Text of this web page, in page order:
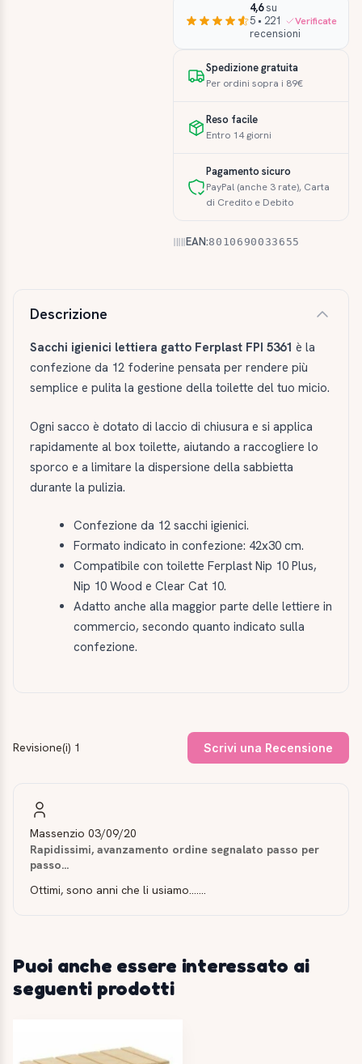
4,6su
5 • 221
recensioni
Verificate
Spedizione gratuita
Per ordini sopra i 89€
Reso facile
Entro 14 giorni
Pagamento sicuro
PayPal (anche 3 rate), Carta
di Credito e Debito
EAN:8010690033655
Descrizione
Sacchi igienici lettiera gatto Ferplast FPI 5361 è la
confezione da 12 foderine pensata per rendere più
semplice e pulita la gestione della toilette del tuo micio.
Ogni sacco è dotato di laccio di chiusura e si applica
rapidamente al box toilette, aiutando a raccogliere lo
sporco e a limitare la dispersione della sabbietta
durante la pulizia.
Confezione da 12 sacchi igienici.
Formato indicato in confezione: 42x30 cm.
Compatibile con toilette Ferplast Nip 10 Plus,
Nip 10 Wood e Clear Cat 10.
Adatto anche alla maggior parte delle lettiere in
commercio, secondo quanto indicato sulla
confezione.
Revisione(i) 1 Scrivi una Recensione
Massenzio 03/09/20
Rapidissimi, avanzamento ordine segnalato passo per
passo...
Ottimi, sono anni che li usiamo.......
Puoi anche essere interessato ai
seguenti prodotti